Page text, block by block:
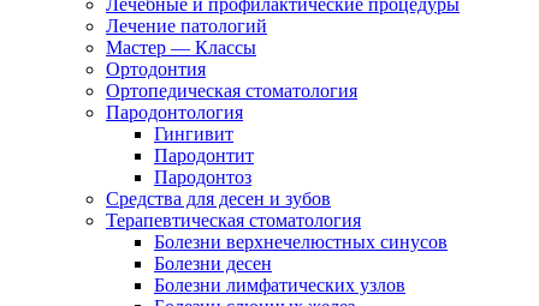
Лечебные и профилактические процедуры
Лечение патологий
Мастер — Классы
Ортодонтия
Ортопедическая стоматология
Пародонтология
Гингивит
Пародонтит
Пародонтоз
Средства для десен и зубов
Терапевтическая стоматология
Болезни верхнечелюстных синусов
Болезни десен
Болезни лимфатических узлов